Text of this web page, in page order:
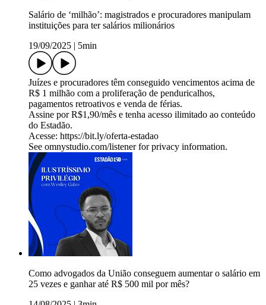
Salário de ‘milhão’: magistrados e procuradores manipulam
instituições para ter salários milionários
19/09/2025 | 5min
Juízes e procuradores têm conseguido vencimentos acima de
R$ 1 milhão com a proliferação de penduricalhos,
pagamentos retroativos e venda de férias.
Assine por R$1,90/mês e tenha acesso ilimitado ao conteúdo
do Estadão.
Acesse: https://bit.ly/oferta-estadao
See omnystudio.com/listener for privacy information.
Como advogados da União conseguem aumentar o salário em
25 vezes e ganhar até R$ 500 mil por mês?